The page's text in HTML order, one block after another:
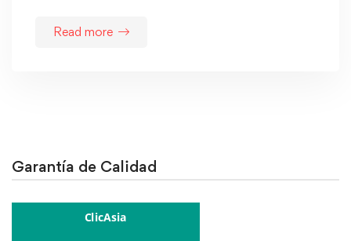
Read more
Garantía de Calidad